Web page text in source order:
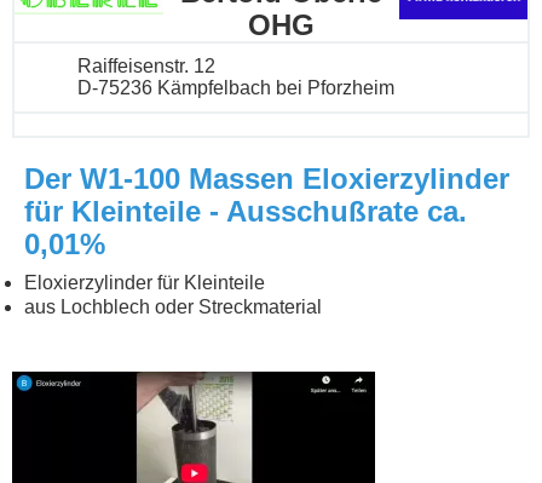
OHG
Raiffeisenstr. 12
D-75236 Kämpfelbach bei Pforzheim
Der W1-100 Massen Eloxierzylinder
für Kleinteile - Ausschußrate ca.
0,01%
Eloxierzylinder für Kleinteile
aus Lochblech oder Streckmaterial